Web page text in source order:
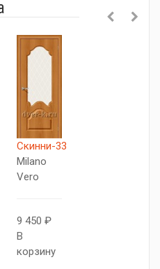
Скинни-33
Milano
Vero
9 450 ₽
В
корзину